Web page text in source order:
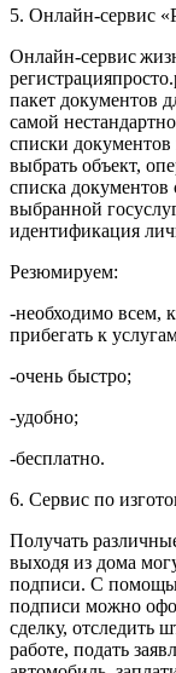
5. Онлайн-сервис
Онлайн-сервис
пакет документов
самой
списки
выбрать объект,
списка документов
выбранной
идентификация
Резюмируем:
-необходимо всем,
прибегать к
-очень быстро;
-удобно;
-бесплатно.
6. Сервис по
Получать
выходя из дома
подписи. С
подписи можно
сделку, отследить
работе, подать